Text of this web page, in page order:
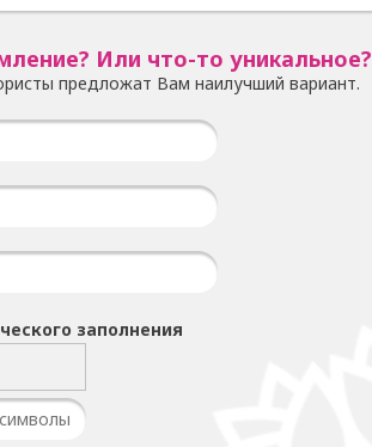
Или что-то уникальное?
предложат Вам наилучший вариант.
заполнения